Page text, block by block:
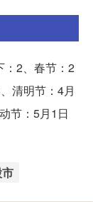
：2、春节：2
清明节：4月
节：5月1日